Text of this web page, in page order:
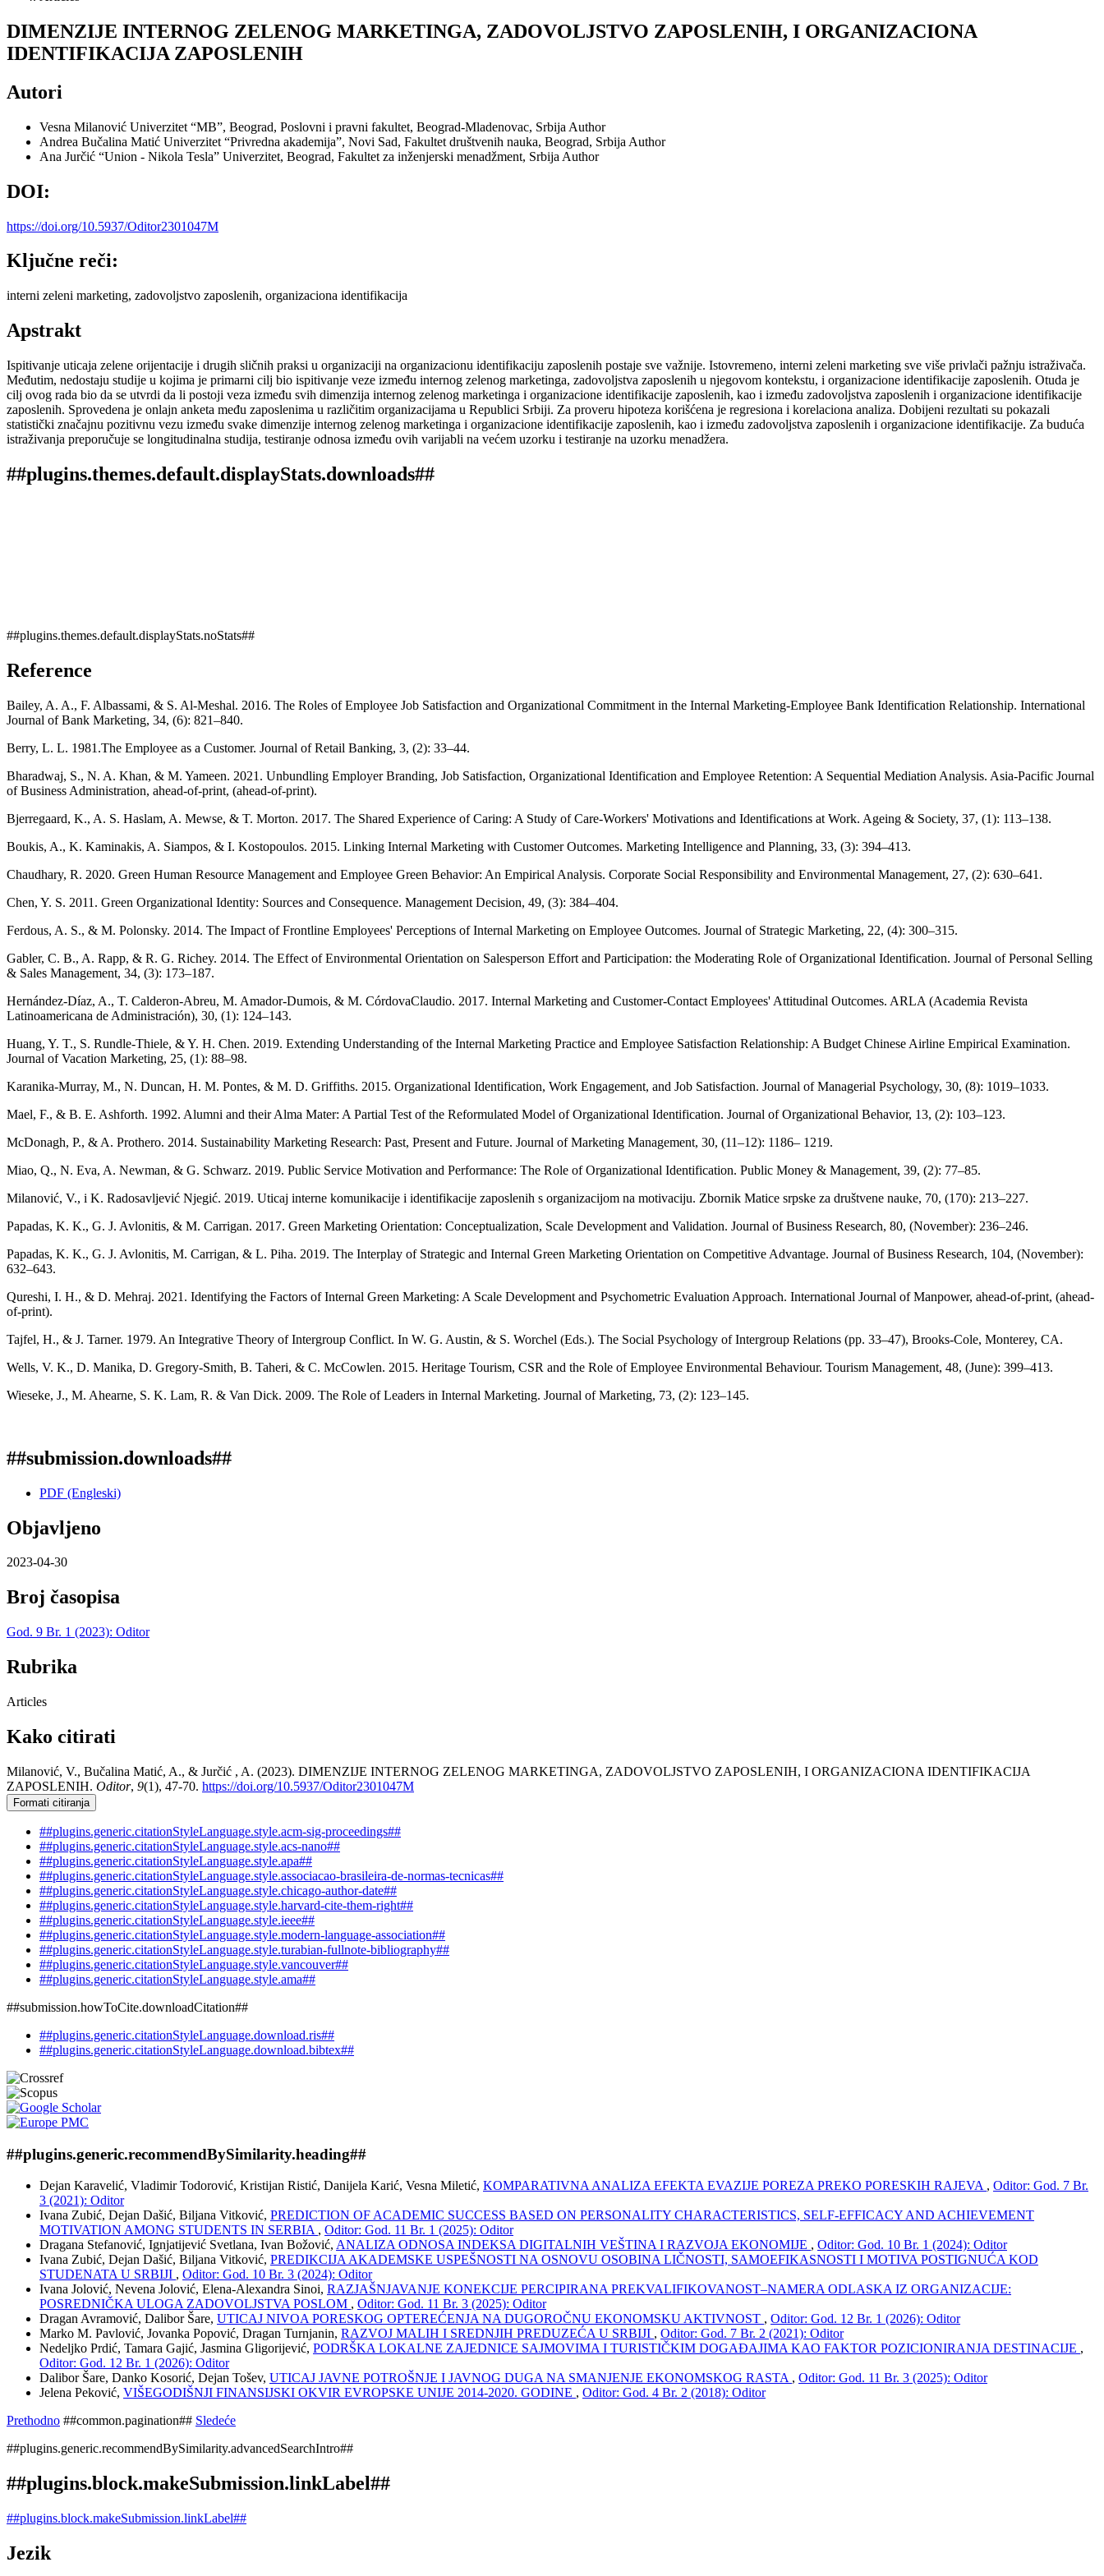
DIMENZIJE INTERNOG ZELENOG MARKETINGA, ZADOVOLJSTVO ZAPOSLENIH, I ORGANIZACIONA
IDENTIFIKACIJA ZAPOSLENIH
Autori
Vesna Milanović Univerzitet “MB”, Beograd, Poslovni i pravni fakultet, Beograd-Mladenovac, Srbija Author
Andrea Bučalina Matić Univerzitet “Privredna akademija”, Novi Sad, Fakultet društvenih nauka, Beograd, Srbija Author
Ana Jurčić “Union - Nikola Tesla” Univerzitet, Beograd, Fakultet za inženjerski menadžment, Srbija Author
DOI:
https://doi.org/10.5937/Oditor2301047M
Ključne reči:
interni zeleni marketing, zadovoljstvo zaposlenih, organizaciona identifikacija
Apstrakt
Ispitivanje uticaja zelene orijentacije i drugih sličnih praksi u organizaciji na organizacionu identifikaciju zaposlenih postaje sve važnije. Istovremeno, interni zeleni marketing sve više privlači pažnju istraživača.
Međutim, nedostaju studije u kojima je primarni cilj bio ispitivanje veze između internog zelenog marketinga, zadovoljstva zaposlenih u njegovom kontekstu, i organizacione identifikacije zaposlenih. Otuda je
cilj ovog rada bio da se utvrdi da li postoji veza između svih dimenzija internog zelenog marketinga i organizacione identifikacije zaposlenih, kao i između zadovoljstva zaposlenih i organizacione identifikacije
zaposlenih. Sprovedena je onlajn anketa među zaposlenima u različitim organizacijama u Republici Srbiji. Za proveru hipoteza korišćena je regresiona i korelaciona analiza. Dobijeni rezultati su pokazali
statistički značajnu pozitivnu vezu između svake dimenzije internog zelenog marketinga i organizacione identifikacije zaposlenih, kao i između zadovoljstva zaposlenih i organizacione identifikacije. Za buduća
istraživanja preporučuje se longitudinalna studija, testiranje odnosa između ovih varijabli na većem uzorku i testiranje na uzorku menadžera.
##plugins.themes.default.displayStats.downloads##
##plugins.themes.default.displayStats.noStats##
Reference
Bailey, A. A., F. Albassami, & S. Al-Meshal. 2016. The Roles of Employee Job Satisfaction and Organizational Commitment in the Internal Marketing-Employee Bank Identification Relationship. International
Journal of Bank Marketing, 34, (6): 821–840.
Berry, L. L. 1981.The Employee as a Customer. Journal of Retail Banking, 3, (2): 33–44.
Bharadwaj, S., N. A. Khan, & M. Yameen. 2021. Unbundling Employer Branding, Job Satisfaction, Organizational Identification and Employee Retention: A Sequential Mediation Analysis. Asia-Pacific Journal
of Business Administration, ahead-of-print, (ahead-of-print).
Bjerregaard, K., A. S. Haslam, A. Mewse, & T. Morton. 2017. The Shared Experience of Caring: A Study of Care-Workers' Motivations and Identifications at Work. Ageing & Society, 37, (1): 113–138.
Boukis, A., K. Kaminakis, A. Siampos, & I. Kostopoulos. 2015. Linking Internal Marketing with Customer Outcomes. Marketing Intelligence and Planning, 33, (3): 394–413.
Chaudhary, R. 2020. Green Human Resource Management and Employee Green Behavior: An Empirical Analysis. Corporate Social Responsibility and Environmental Management, 27, (2): 630–641.
Chen, Y. S. 2011. Green Organizational Identity: Sources and Consequence. Management Decision, 49, (3): 384–404.
Ferdous, A. S., & M. Polonsky. 2014. The Impact of Frontline Employees' Perceptions of Internal Marketing on Employee Outcomes. Journal of Strategic Marketing, 22, (4): 300–315.
Gabler, C. B., A. Rapp, & R. G. Richey. 2014. The Effect of Environmental Orientation on Salesperson Effort and Participation: the Moderating Role of Organizational Identification. Journal of Personal Selling
& Sales Management, 34, (3): 173–187.
Hernández-Díaz, A., T. Calderon-Abreu, M. Amador-Dumois, & M. CórdovaClaudio. 2017. Internal Marketing and Customer-Contact Employees' Attitudinal Outcomes. ARLA (Academia Revista
Latinoamericana de Administración), 30, (1): 124–143.
Huang, Y. T., S. Rundle-Thiele, & Y. H. Chen. 2019. Extending Understanding of the Internal Marketing Practice and Employee Satisfaction Relationship: A Budget Chinese Airline Empirical Examination.
Journal of Vacation Marketing, 25, (1): 88–98.
Karanika-Murray, M., N. Duncan, H. M. Pontes, & M. D. Griffiths. 2015. Organizational Identification, Work Engagement, and Job Satisfaction. Journal of Managerial Psychology, 30, (8): 1019–1033.
Mael, F., & B. E. Ashforth. 1992. Alumni and their Alma Mater: A Partial Test of the Reformulated Model of Organizational Identification. Journal of Organizational Behavior, 13, (2): 103–123.
McDonagh, P., & A. Prothero. 2014. Sustainability Marketing Research: Past, Present and Future. Journal of Marketing Management, 30, (11–12): 1186– 1219.
Miao, Q., N. Eva, A. Newman, & G. Schwarz. 2019. Public Service Motivation and Performance: The Role of Organizational Identification. Public Money & Management, 39, (2): 77–85.
Milanović, V., i K. Radosavljević Njegić. 2019. Uticaj interne komunikacije i identifikacije zaposlenih s organizacijom na motivaciju. Zbornik Matice srpske za društvene nauke, 70, (170): 213–227.
Papadas, K. K., G. J. Avlonitis, & M. Carrigan. 2017. Green Marketing Orientation: Conceptualization, Scale Development and Validation. Journal of Business Research, 80, (November): 236–246.
Papadas, K. K., G. J. Avlonitis, M. Carrigan, & L. Piha. 2019. The Interplay of Strategic and Internal Green Marketing Orientation on Competitive Advantage. Journal of Business Research, 104, (November):
632–643.
Qureshi, I. H., & D. Mehraj. 2021. Identifying the Factors of Internal Green Marketing: A Scale Development and Psychometric Evaluation Approach. International Journal of Manpower, ahead-of-print, (ahead-
of-print).
Tajfel, H., & J. Tarner. 1979. An Integrative Theory of Intergroup Conflict. In W. G. Austin, & S. Worchel (Eds.). The Social Psychology of Intergroup Relations (pp. 33–47), Brooks-Cole, Monterey, CA.
Wells, V. K., D. Manika, D. Gregory-Smith, B. Taheri, & C. McCowlen. 2015. Heritage Tourism, CSR and the Role of Employee Environmental Behaviour. Tourism Management, 48, (June): 399–413.
Wieseke, J., M. Ahearne, S. K. Lam, R. & Van Dick. 2009. The Role of Leaders in Internal Marketing. Journal of Marketing, 73, (2): 123–145.
##submission.downloads##
PDF (Engleski)
Objavljeno
2023-04-30
Broj časopisa
God. 9 Br. 1 (2023): Oditor
Rubrika
Articles
Kako citirati
Milanović, V., Bučalina Matić, A., & Jurčić , A. (2023). DIMENZIJE INTERNOG ZELENOG MARKETINGA, ZADOVOLJSTVO ZAPOSLENIH, I ORGANIZACIONA IDENTIFIKACIJA
ZAPOSLENIH. Oditor, 9(1), 47-70. https://doi.org/10.5937/Oditor2301047M
Formati citiranja
##plugins.generic.citationStyleLanguage.style.acm-sig-proceedings##
##plugins.generic.citationStyleLanguage.style.acs-nano##
##plugins.generic.citationStyleLanguage.style.apa##
##plugins.generic.citationStyleLanguage.style.associacao-brasileira-de-normas-tecnicas##
##plugins.generic.citationStyleLanguage.style.chicago-author-date##
##plugins.generic.citationStyleLanguage.style.harvard-cite-them-right##
##plugins.generic.citationStyleLanguage.style.ieee##
##plugins.generic.citationStyleLanguage.style.modern-language-association##
##plugins.generic.citationStyleLanguage.style.turabian-fullnote-bibliography##
##plugins.generic.citationStyleLanguage.style.vancouver##
##plugins.generic.citationStyleLanguage.style.ama##
##submission.howToCite.downloadCitation##
##plugins.generic.citationStyleLanguage.download.ris##
##plugins.generic.citationStyleLanguage.download.bibtex##
##plugins.generic.recommendBySimilarity.heading##
Dejan Karavelić, Vladimir Todorović, Kristijan Ristić, Danijela Karić, Vesna Miletić, KOMPARATIVNA ANALIZA EFEKTA EVAZIJE POREZA PREKO PORESKIH RAJEVA , Oditor: God. 7 Br.
3 (2021): Oditor
Ivana Zubić, Dejan Dašić, Biljana Vitković, PREDICTION OF ACADEMIC SUCCESS BASED ON PERSONALITY CHARACTERISTICS, SELF-EFFICACY AND ACHIEVEMENT
MOTIVATION AMONG STUDENTS IN SERBIA , Oditor: God. 11 Br. 1 (2025): Oditor
Dragana Stefanović, Ignjatijević Svetlana, Ivan Božović, ANALIZA ODNOSA INDEKSA DIGITALNIH VEŠTINA I RAZVOJA EKONOMIJE , Oditor: God. 10 Br. 1 (2024): Oditor
Ivana Zubić, Dejan Dašić, Biljana Vitković, PREDIKCIJA AKADEMSKE USPEŠNOSTI NA OSNOVU OSOBINA LIČNOSTI, SAMOEFIKASNOSTI I MOTIVA POSTIGNUĆA KOD
STUDENATA U SRBIJI , Oditor: God. 10 Br. 3 (2024): Oditor
Ivana Jolović, Nevena Jolović, Elena-Alexandra Sinoi, RAZJAŠNJAVANJE KONEKCIJE PERCIPIRANA PREKVALIFIKOVANOST‒NAMERA ODLASKA IZ ORGANIZACIJE:
POSREDNIČKA ULOGA ZADOVOLJSTVA POSLOM , Oditor: God. 11 Br. 3 (2025): Oditor
Dragan Avramović, Dalibor Šare, UTICAJ NIVOA PORESKOG OPTEREĆENJA NA DUGOROČNU EKONOMSKU AKTIVNOST , Oditor: God. 12 Br. 1 (2026): Oditor
Marko M. Pavlović, Jovanka Popović, Dragan Turnjanin, RAZVOJ MALIH I SREDNJIH PREDUZEĆA U SRBIJI , Oditor: God. 7 Br. 2 (2021): Oditor
Nedeljko Prdić, Tamara Gajić, Jasmina Gligorijević, PODRŠKA LOKALNE ZAJEDNICE SAJMOVIMA I TURISTIČKIM DOGAĐAJIMA KAO FAKTOR POZICIONIRANJA DESTINACIJE ,
Oditor: God. 12 Br. 1 (2026): Oditor
Dalibor Šare, Danko Kosorić, Dejan Tošev, UTICAJ JAVNE POTROŠNJE I JAVNOG DUGA NA SMANJENJE EKONOMSKOG RASTA , Oditor: God. 11 Br. 3 (2025): Oditor
Jelena Peković, VIŠEGODIŠNJI FINANSIJSKI OKVIR EVROPSKE UNIJE 2014-2020. GODINE , Oditor: God. 4 Br. 2 (2018): Oditor
Prethodno ##common.pagination## Sledeće
##plugins.generic.recommendBySimilarity.advancedSearchIntro##
##plugins.block.makeSubmission.linkLabel##
##plugins.block.makeSubmission.linkLabel##
Jezik